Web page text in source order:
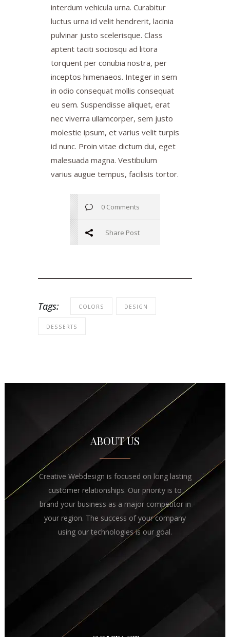
interdum vehicula urna. Curabitur
luctus urna id velit hendrerit, lacinia
pulvinar justo scelerisque. Class
aptent taciti sociosqu ad litora
torquent per conubia nostra, per
inceptos himenaeos. Integer in sem
in odio consequat mollis consequat
eu sem. Suspendisse aliquet, erat
nec viverra ullamcorper, sem justo
molestie ipsum, et varius velit turpis
id nunc. Proin vitae dictum dui, eget
malesuada magna. Vestibulum
varius augue tempus, facilisis tortor.
0 Comments
Share Post
Tags: COLORS DESIGN
DESSERTS
ABOUT US
Creative Webdesign is focused on long lasting
customer relationships. Our priority is to
brand your business as a major competitor in
your region. The success of your company
using our technologies is our goal.